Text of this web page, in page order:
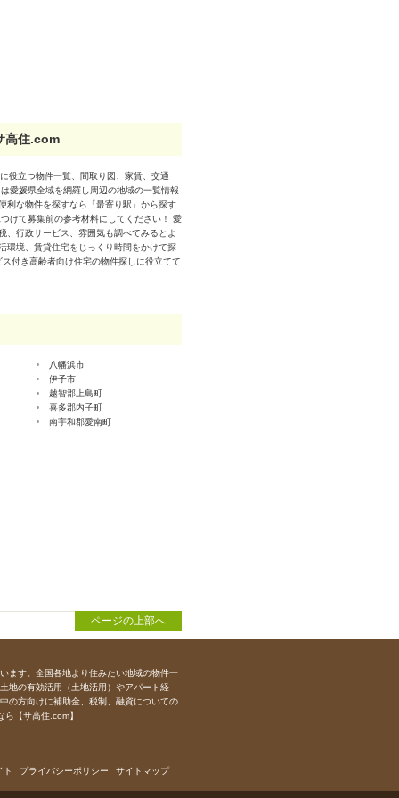
高住.com
役立つ物件一覧、間取り図、家賃、交通
愛媛県全域を網羅し周辺の地域の一覧情報
利な物件を探すなら「最寄り駅」から探す
けて募集前の参考材料にしてください！ 愛
、行政サービス、雰囲気も調べてみるとよ
環境、賃貸住宅をじっくり時間をかけて探
付き高齢者向け住宅の物件探しに役立てて
八幡浜市
伊予市
越智郡上島町
喜多郡内子町
南宇和郡愛南町
ページの上部へ
ます。全国各地より住みたい地域の物件一
地の有効活用（土地活用）やアパート経
の方向けに補助金、税制、融資についての
【サ高住.com】
サイトマップ
プライバシーポリシー
ト